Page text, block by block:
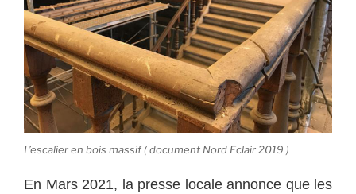
L’escalier en bois massif ( document Nord Eclair 2019 )
En Mars 2021, la presse locale annonce que les